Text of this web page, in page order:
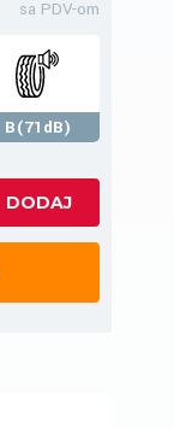
sa PDV-om
B(71dB)